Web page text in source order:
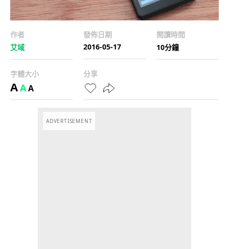
作者
艾域
發佈日期
2016-05-17
閱讀時間
10分鐘
字體大小
AAA
分享
ADVERTISEMENT